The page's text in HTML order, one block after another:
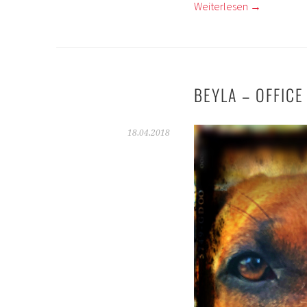
Weiterlesen →
BEYLA –
18.04.2018